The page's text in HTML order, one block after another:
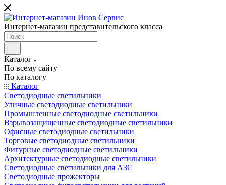
Интернет-магазин представительского класса
Каталог
По всему сайту
По каталогу
Каталог
Светодиодные светильники
Уличные светодиодные светильники
Промышленные светодиодные светильники
Взрывозащищенные светодиодные светильники
Офисные светодиодные светильники
Торговые светодиодные светильники
Фигурные светодиодные светильники
Архитектурные светодиодные светильники
Светодиодные светильники для АЗС
Светодиодные прожекторы